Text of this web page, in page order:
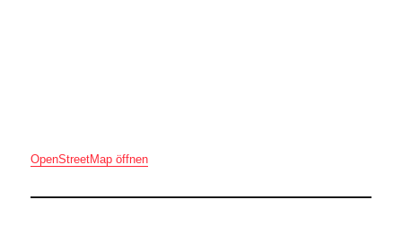
OpenStreetMap öffnen